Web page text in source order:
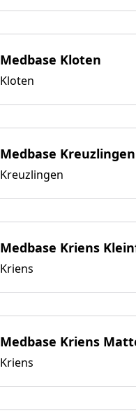
Medbase Kloten
Kloten
Medbase Kreuzlingen
Kreuzlingen
Medbase Kriens
Kriens
Medbase Kriens
Kriens